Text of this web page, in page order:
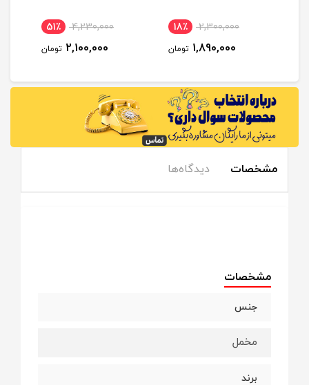
2,300,000 18٪
1,890,000 تومان
4,230,000 51٪
2,100,000 تومان
مشخصات دیدگاه‌ها
مشخصات
جنس
مخمل
برند